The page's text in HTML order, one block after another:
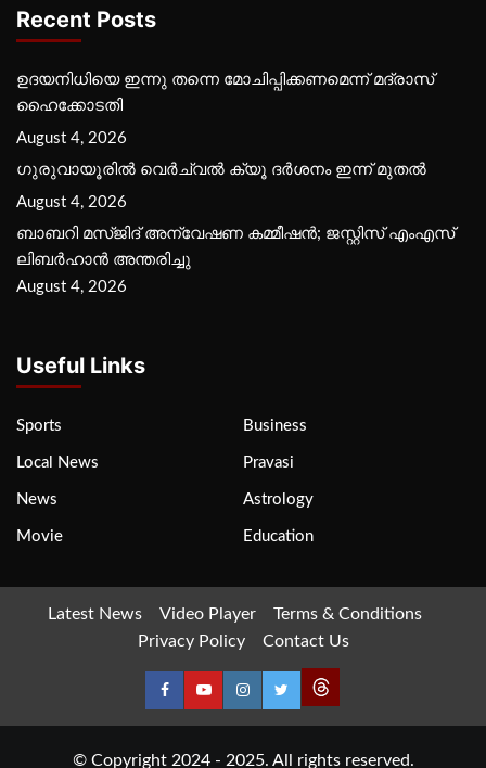
Recent Posts
ഉദയനിധിയെ ഇന്നു തന്നെ മോചിപ്പിക്കണമെന്ന് മദ്രാസ്
ഹൈക്കോടതി
August 4, 2026
ഗുരുവായൂരില്‍ വെര്‍ച്വല്‍ ക്യൂ ദര്‍ശനം ഇന്ന് മുതല്‍
August 4, 2026
ബാബറി മസ്ജിദ് അന്വേഷണ കമ്മീഷന്‍; ജസ്റ്റിസ് എംഎസ്
ലിബര്‍ഹാന്‍ അന്തരിച്ചു
August 4, 2026
Useful Links
Sports Business
Local News Pravasi
News Astrology
Movie Education
Latest News Video Player
Terms & Conditions
Privacy Policy
Contact Us
© Copyright 2024 - 2025. All rights reserved.